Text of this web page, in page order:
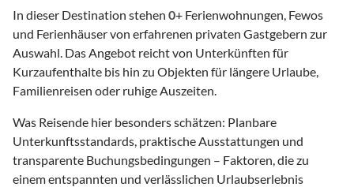
In dieser Destination stehen 0+ Ferienwohnungen, Fewos
und Ferienhäuser von erfahrenen privaten Gastgebern zur
Auswahl. Das Angebot reicht von Unterkünften für
Kurzaufenthalte bis hin zu Objekten für längere Urlaube,
Familienreisen oder ruhige Auszeiten.
Was Reisende hier besonders schätzen: Planbare
Unterkunftsstandards, praktische Ausstattungen und
transparente Buchungsbedingungen – Faktoren, die zu
einem entspannten und verlässlichen Urlaubserlebnis